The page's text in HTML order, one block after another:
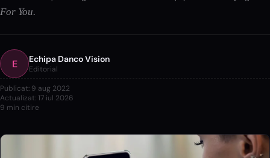
For You.
E Echipa Danco Vision
Editorial
Publicat: 9 aug 2022
Actualizat:17 iul 2026
9 min citire